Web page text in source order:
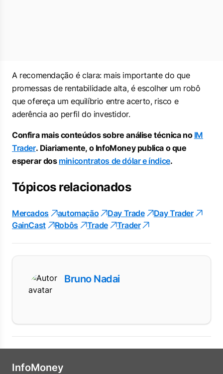
A recomendação é clara: mais importante do que
promessas de rentabilidade alta, é escolher um robô
que ofereça um equilíbrio entre acerto, risco e
aderência ao perfil do investidor.
Confira mais conteúdos sobre análise técnica no IM
Trader. Diariamente, o InfoMoney publica o que
esperar dos minicontratos de dólar e índice.
Tópicos relacionados
Mercados automação Day Trade
Day Trader
GainCast
Robôs Trade Trader
Bruno Nadai
InfoMoney